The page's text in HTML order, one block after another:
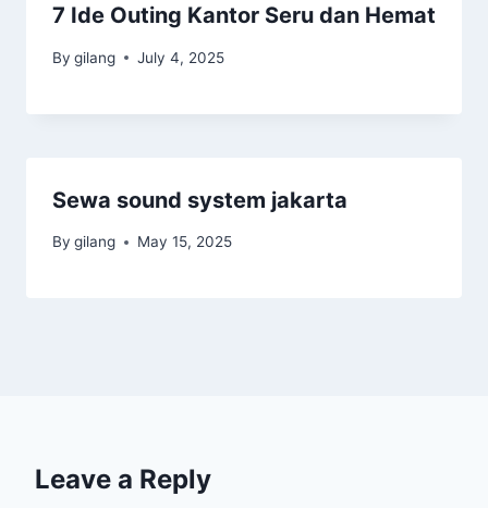
7 Ide Outing Kantor Seru dan Hemat
By gilang July 4, 2025
Sewa sound system jakarta
By gilang May 15, 2025
Leave a Reply